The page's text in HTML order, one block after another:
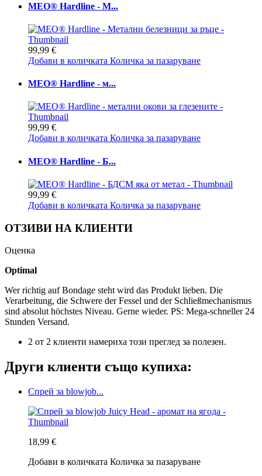
MEO® Hardline - М...
99,99 €
Добави в количката Количка за пазаруване
MEO® Hardline - м...
99,99 €
Добави в количката Количка за пазаруване
MEO® Hardline - Б...
99,99 €
Добави в количката Количка за пазаруване
ОТЗИВИ НА КЛИЕНТИ
Оценка
Optimal
Wer richtig auf Bondage steht wird das Produkt lieben. Die
Verarbeitung, die Schwere der Fessel und der Schließmechanismus
sind absolut höchstes Niveau. Gerne wieder. PS: Mega-schneller 24
Stunden Versand.
2 от 2 клиенти намериха този преглед за полезен.
Други клиенти също купиха:
Спрей за blowjob...
18,99 €
Добави в количката Количка за пазаруване